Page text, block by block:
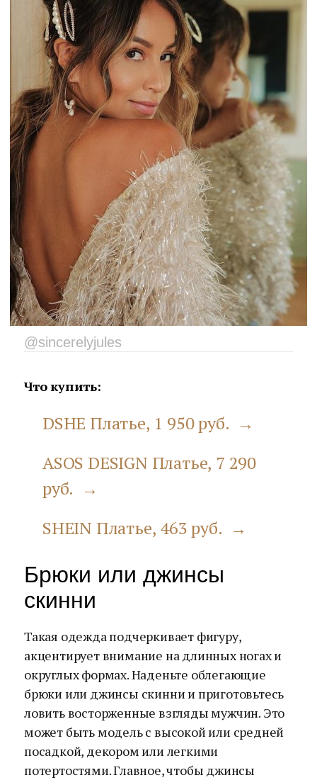
@sincerelyjules
Что купить:
DSHE Платье, 1 950 руб. →
ASOS DESIGN Платье, 7 290
руб. →
SHEIN Платье, 463 руб. →
Брюки или джинсы
скинни
Такая одежда подчеркивает фигуру,
акцентирует внимание на длинных ногах и
округлых формах. Наденьте облегающие
брюки или джинсы скинни и приготовьтесь
ловить восторженные взгляды мужчин. Это
может быть модель с высокой или средней
посадкой, декором или легкими
потертостями. Главное, чтобы джинсы